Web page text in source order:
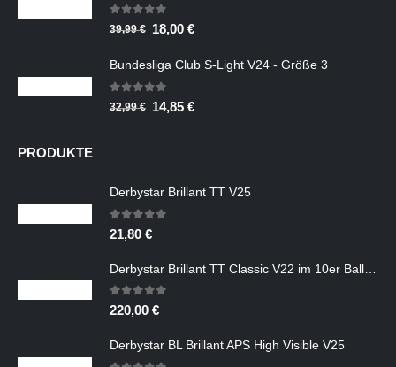
39,99 €
0out of 5
39,99€ Ursprünglicher
war:
39,99 €
18,00 €Aktueller
ist:
Bundesliga Club S-Light V24 - Größe 3
0out of 5
32,99€ Ursprünglicher
14,85 €Aktueller
PRODUKTE
Derbystar Brillant TT V25
0 out of 5
21,80 €
0out of 5
220,00 €
Derbystar BL Brillant APS High Visible V25